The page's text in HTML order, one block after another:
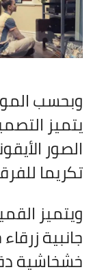
وبحسب
يتميز
الصور
تكريما
ويتميز
جانبية
خشخاشية